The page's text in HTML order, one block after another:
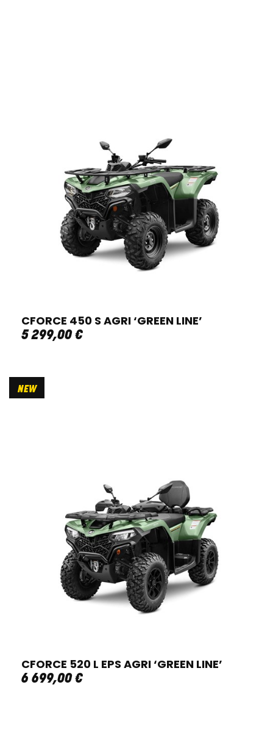
CFORCE 450 S AGRI ‘GREEN LINE’
5 299,00€
NEW
CFORCE 520 L EPS AGRI ‘GREEN LINE’
6 699,00€